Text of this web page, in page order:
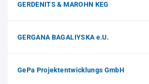
GERDENITS & MAROHN KEG
GERGANA BAGALIYSKA e.U.
GePa Projektentwicklungs GmbH